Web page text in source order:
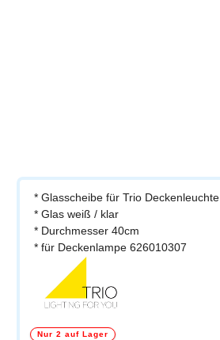
* Glasscheibe für Trio Deckenleuchte
* Glas weiß / klar
* Durchmesser 40cm
* für Deckenlampe 626010307
Nur 2 auf Lager